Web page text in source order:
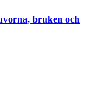
bruken och